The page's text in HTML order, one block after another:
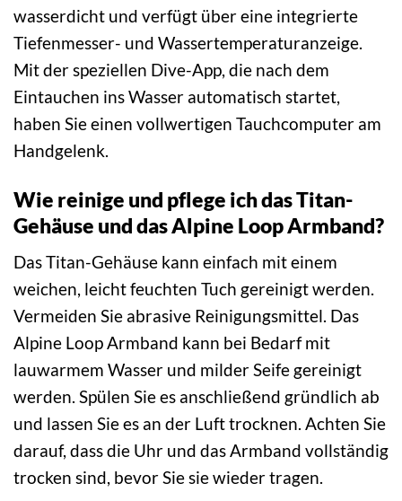
wasserdicht und verfügt über eine integrierte
Tiefenmesser- und Wassertemperaturanzeige.
Mit der speziellen Dive-App, die nach dem
Eintauchen ins Wasser automatisch startet,
haben Sie einen vollwertigen Tauchcomputer am
Handgelenk.
Wie reinige und pflege ich das Titan-
Gehäuse und das Alpine Loop Armband?
Das Titan-Gehäuse kann einfach mit einem
weichen, leicht feuchten Tuch gereinigt werden.
Vermeiden Sie abrasive Reinigungsmittel. Das
Alpine Loop Armband kann bei Bedarf mit
lauwarmem Wasser und milder Seife gereinigt
werden. Spülen Sie es anschließend gründlich ab
und lassen Sie es an der Luft trocknen. Achten Sie
darauf, dass die Uhr und das Armband vollständig
trocken sind, bevor Sie sie wieder tragen.